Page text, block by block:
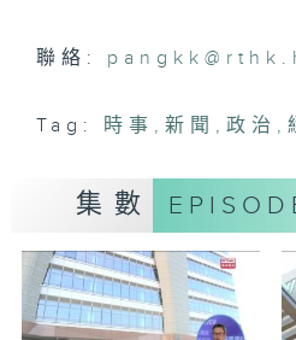
-中九龍繞道(油麻地段
致暢順
次經各管制站出入境
-諾和工程公司9人被捕
-公院病理學檢驗推共
費
-港大團隊：聖誕新年
打疫苗
聯絡:
Tag: 時事 ,新聞 ,政治 ,
集數